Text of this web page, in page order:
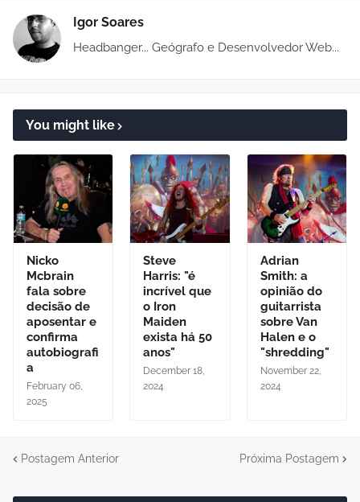
Igor Soares
Headbanger... Geógrafo e Desenvolvedor Web...
You might like
Nicko
Mcbrain
fala sobre
decisão de
aposentar e
confirma
autobiografi
a
February 06,
2025
Steve
Harris: "é
incrível que
o Iron
Maiden
exista há 50
anos"
December 18,
2024
Adrian
Smith: a
opinião do
guitarrista
sobre Van
Halen e o
"shredding"
November 22,
2024
Postagem Anterior Próxima Postagem